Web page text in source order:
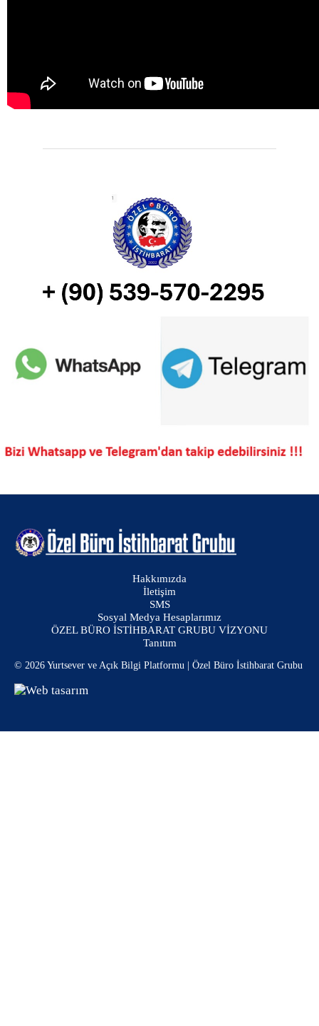
Hakkımızda
İletişim
SMS
Sosyal Medya Hesaplarımız
ÖZEL BÜRO İSTİHBARAT GRUBU VİZYONU
Tanıtım
© 2026 Yurtsever ve Açık Bilgi Platformu | Özel Büro İstihbarat Grubu